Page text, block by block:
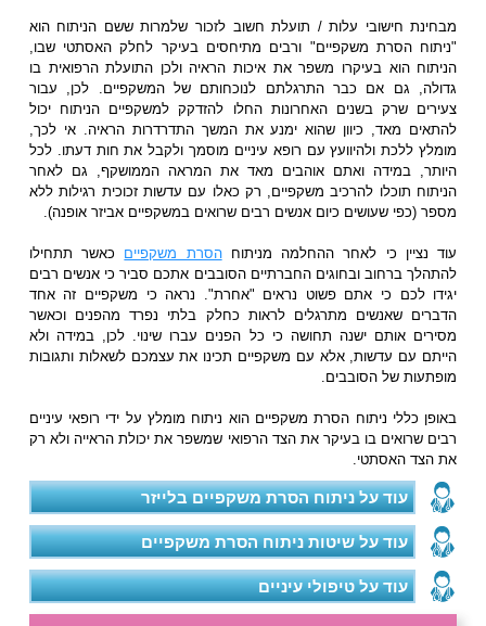
מבחינת חישובי עלות / תועלת חשוב לזכור שלמרות ששם הניתוח הוא
"ניתוח הסרת משקפיים" ורבים מתיחסים בעיקר לחלק האסתטי שבו,
הניתוח הוא בעיקרו משפר את איכות הראיה ולכן התועלת הרפואית בו
גדולה, גם אם כבר התרגלתם לנוכחותם של המשקפיים. לכן, עבור
צעירים שרק בשנים האחרונות החלו להזדקק למשקפיים הניתוח יכול
להתאים מאד, כיוון שהוא ימנע את המשך התדרדרות הראיה. אי לכך,
מומלץ ללכת ולהיוועץ עם רופא עיניים מוסמך ולקבל את חות דעתו. לכל
היותר, במידה ואתם אוהבים מאד את המראה הממושקף, גם לאחר
הניתוח תוכלו להרכיב משקפיים, רק כאלו עם עדשות זכוכית רגילות ללא
מספר (כפי שעושים כיום אנשים רבים שרואים במשקפיים אביזר אופנה).
עוד נציין כי לאחר ההחלמה מניתוחהסרת משקפיים כאשר תתחילו
להתהלך ברחוב ובחוגים החברתיים הסובבים אתכם סביר כי אנשים רבים
יגידו לכם כי אתם פשוט נראים "אחרת". נראה כי משקפיים זה אחד
הדברים שאנשים מתרגלים לראות כחלק בלתי נפרד מהפנים וכאשר
מסירים אותם ישנה תחושה כי כל הפנים עברו שינוי. לכן, במידה ולא
הייתם עם עדשות, אלא עם משקפיים תכינו את עצמכם לשאלות ותגובות
מופתעות של הסובבים.
באופן כללי ניתוח הסרת משקפיים הוא ניתוח מומלץ על ידי רופאי עיניים
רבים שרואים בו בעיקר את הצד הרפואי שמשפר את יכולת הראייה ולא רק
את הצד האסתטי.
עוד על ניתוח הסרת משקפיים בלייזר
עוד על שיטות ניתוח הסרת משקפיים
עוד על טיפולי עיניים